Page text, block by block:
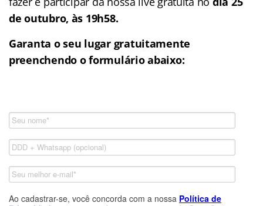
de outubro, às 19h58.
Garanta o seu lugar gratuitamente
preenchendo o formulário abaixo: